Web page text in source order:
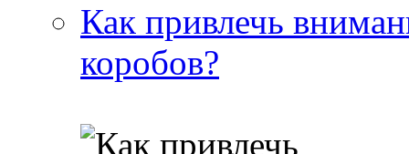
Как привлечь
коробов?